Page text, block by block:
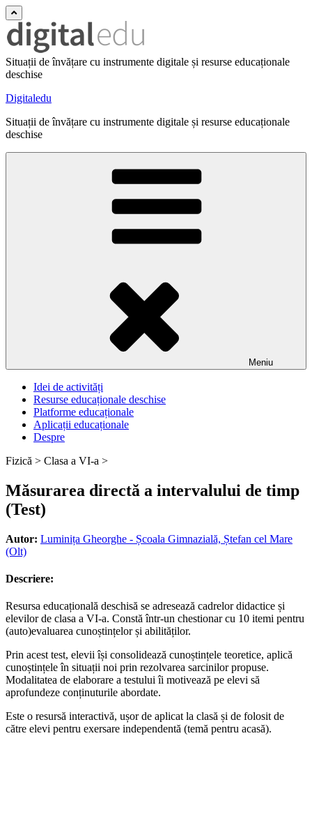
Situații de învățare cu instrumente digitale și resurse educaționale
deschise
Digitaledu
Situații de învățare cu instrumente digitale și resurse educaționale
deschise
Meniu
Idei de activități
Resurse educaționale deschise
Platforme educaționale
Aplicații educaționale
Despre
Fizică > Clasa a VI-a >
Măsurarea directă a intervalului de timp
(Test)
Autor: Luminița Gheorghe - Școala Gimnazială, Ștefan cel Mare
(Olt)
Descriere:
Resursa educațională deschisă se adresează cadrelor didactice și
elevilor de clasa a VI-a. Constă într-un chestionar cu 10 itemi pentru
(auto)evaluarea cunoștințelor și abilităților.
Prin acest test, elevii își consolidează cunoștințele teoretice, aplică
cunoștințele în situații noi prin rezolvarea sarcinilor propuse.
Modalitatea de elaborare a testului îi motivează pe elevi să
aprofundeze conținuturile abordate.
Este o resursă interactivă, ușor de aplicat la clasă și de folosit de
către elevi pentru exersare independentă (temă pentru acasă).